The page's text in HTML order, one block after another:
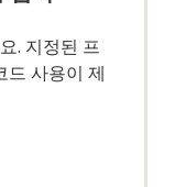
. 지정된 프
드 사용이 제